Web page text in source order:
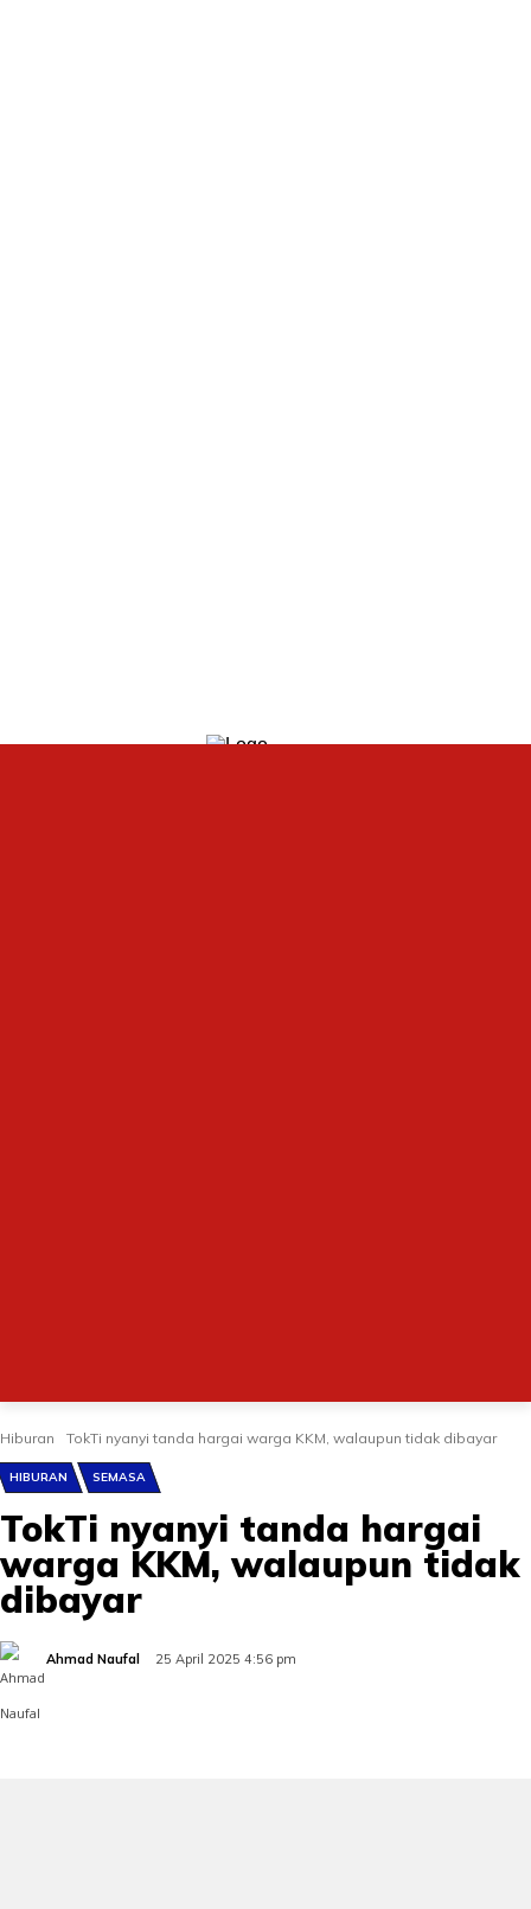
Hiburan TokTi nyanyi tanda hargai warga KKM, walaupun tidak dibayar
HIBURAN SEMASA
TokTi nyanyi tanda hargai
warga KKM, walaupun tidak
dibayar
Ahmad Naufal 25 April 2025 4:56 pm